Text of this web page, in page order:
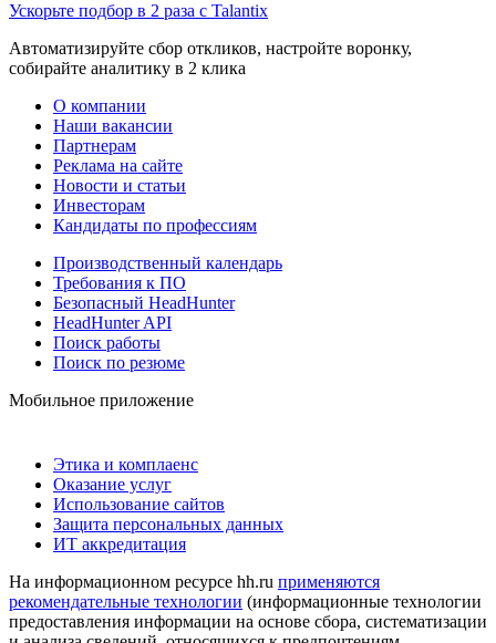
Ускорьте подбор в 2 раза с Talantix
Автоматизируйте сбор откликов, настройте воронку,
собирайте аналитику в 2 клика
О компании
Наши вакансии
Партнерам
Реклама на сайте
Новости и статьи
Инвесторам
Кандидаты по профессиям
Производственный календарь
Требования к ПО
Безопасный HeadHunter
HeadHunter API
Поиск работы
Поиск по резюме
Мобильное приложение
Этика и комплаенс
Оказание услуг
Использование сайтов
Защита персональных данных
ИТ аккредитация
На информационном ресурсе hh.ru применяются
рекомендательные технологии (информационные технологии
предоставления информации на основе сбора, систематизации